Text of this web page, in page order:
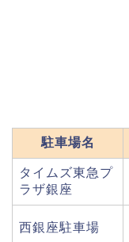
駐車場名
タイムズ東急プ
ラザ銀座
西銀座駐車場